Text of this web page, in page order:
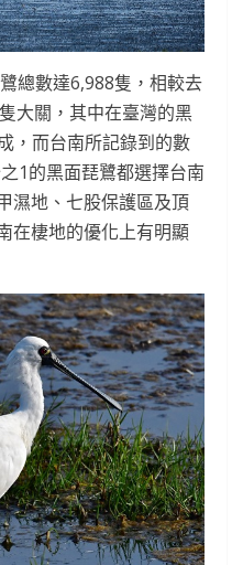
總數達6,988隻，相較去
大關，其中在臺灣的黑
，而台南所記錄到的數
1的黑面琵鷺都選擇台南
濕地、七股保護區及頂
在棲地的優化上有明顯